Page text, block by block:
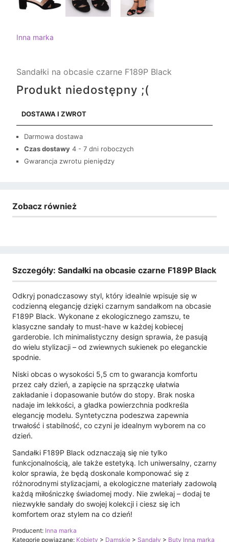
Inna marka
Sandałki na obcasie czarne F189P Black
Produkt niedostępny ;(
DOSTAWA I ZWROT
Darmowa dostawa
Czas dostawy 4 - 7 dni roboczych
Gwarancja zwrotu pieniędzy
Zobacz również
Szczegóły: Sandałki na obcasie czarne F189P Black
Odkryj ponadczasowy styl, który idealnie wpisuje się w
codzienną elegancję dzięki czarnym sandałkom na obcasie
F189P Black. Wykonane z ekologicznego zamszu, te
klasyczne sandały to must-have w każdej kobiecej
garderobie. Ich minimalistyczny design sprawia, że pasują
do wielu stylizacji – od zwiewnych sukienek po eleganckie
spodnie.
Niski obcas o wysokości 5,5 cm to gwarancja komfortu
przez cały dzień, a zapięcie na sprzączkę ułatwia
zakładanie i dopasowanie butów do stopy. Brak noska
nadaje im lekkości, a gładka powierzchnia podkreśla
elegancję modelu. Syntetyczna podeszwa zapewnia
trwałość i stabilność, co czyni je idealnym wyborem na co
dzień.
Sandałki F189P Black odznaczają się nie tylko
funkcjonalnością, ale także estetyką. Ich uniwersalny, czarny
kolor sprawia, że będą doskonale komponować się z
różnorodnymi stylizacjami, a ekologiczne materiały zadowolą
każdą miłośniczkę świadomej mody. Nie zwlekaj – dodaj te
niezwykłe sandały do swojej kolekcji i ciesz się ich
komfortem oraz stylem na co dzień!
Producent: Inna marka
Kategorie powiązane: Kobiety > Damskie > Sandały > Buty Inna marka